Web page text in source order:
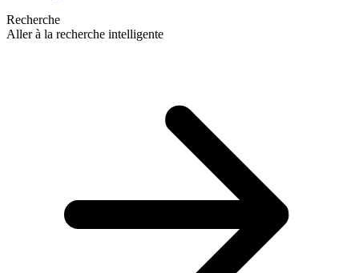
Recherche
Aller à la recherche intelligente